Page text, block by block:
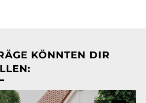
KÖNNTEN DIR